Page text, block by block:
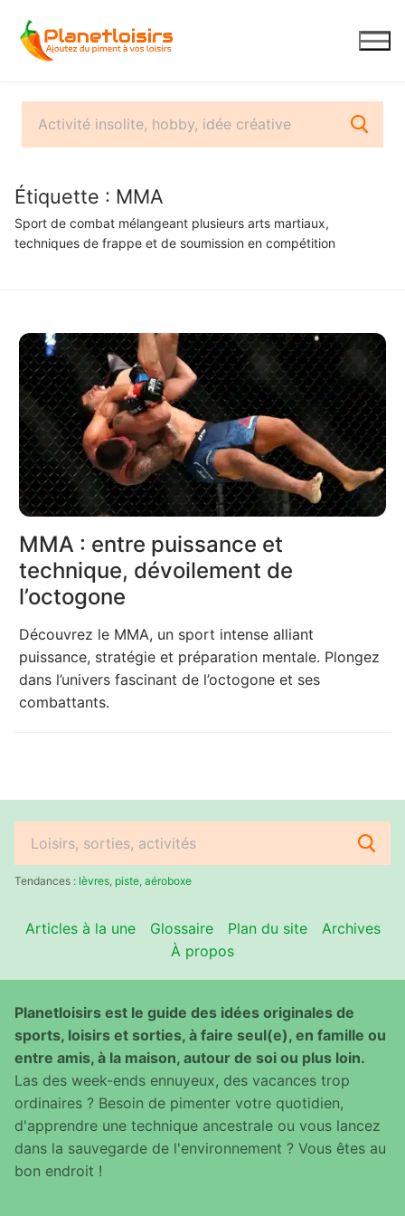
contenu
Étiquette : MMA
Sport de combat mélangeant plusieurs arts martiaux,
techniques de frappe et de soumission en compétition
MMA : entre puissance et
technique, dévoilement de
l’octogone
Découvrez le MMA, un sport intense alliant
puissance, stratégie et préparation mentale. Plongez
dans l’univers fascinant de l’octogone et ses
combattants.
Rechercher
:Tendances : lèvres piste aéroboxe
Articles à la une Glossaire Plan du site
Archives
À propos
Planetloisirs est le guide des idées originales de
sports, loisirs et sorties, à faire seul(e), en famille ou
entre amis, à la maison, autour de soi ou plus loin.
Las des week-ends ennuyeux, des vacances trop
ordinaires ? Besoin de pimenter votre quotidien,
d'apprendre une technique ancestrale ou vous lancez
dans la sauvegarde de l'environnement ? Vous êtes au
bon endroit !